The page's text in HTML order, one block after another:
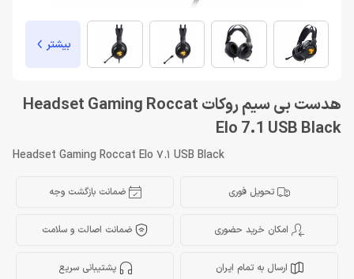
بیشتر
هدست بی سیم روکات Headset Gaming Roccat
Elo 7.1 USB Black
Headset Gaming Roccat Elo 7.1 USB Black
تحویل فوری ضمانت بازگشت وجه
امکان خرید حضوری ضمانت اصالت و سلامت
ارسال به تمام ایران پشتیبانی سریع